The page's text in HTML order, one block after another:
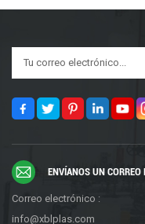
ENVÍANOS UN CORREO
Correo electrónico :
info@xblplas.com